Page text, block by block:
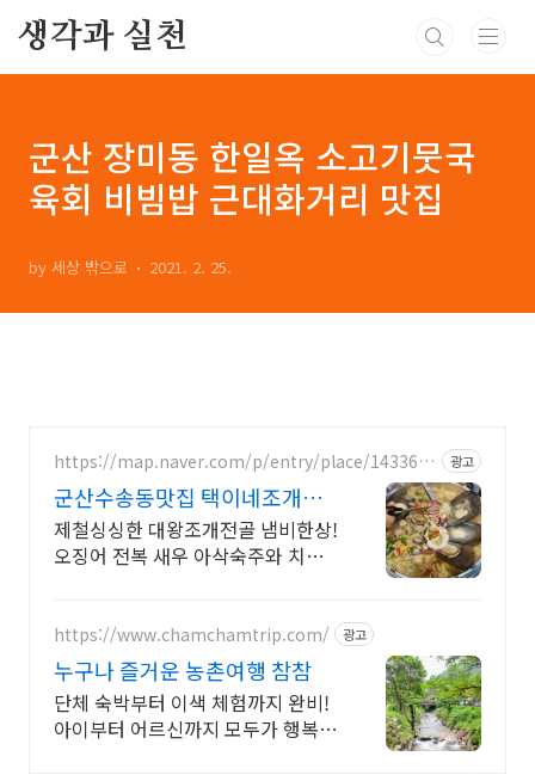
생각과 실천
군산 장미동 한일옥 소고기뭇국
육회 비빔밥 근대화거리 맛집
by 세상 밖으로 2021. 2. 25.
https://map.naver.com/p/entry/place/1433644
광고
군산수송동맛집 택이네조개전
골
제철싱싱한 대왕조개전골 냄비한상!
오징어 전복 새우 아삭숙주와 치즈
https://www.chamchamtrip.com/ 광고
누구나 즐거운 농촌여행 참참
단체 숙박부터 이색 체험까지 완비!
아이부터 어르신까지 모두가 행복한